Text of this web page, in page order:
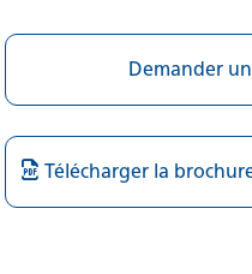
Demander
Télécharger la